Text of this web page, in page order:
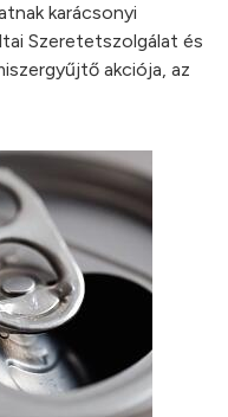
karácsonyi
Szeretetszolgálat és
akciója, az